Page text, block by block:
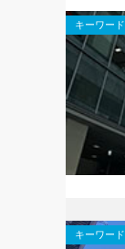
キーワード
キーワード